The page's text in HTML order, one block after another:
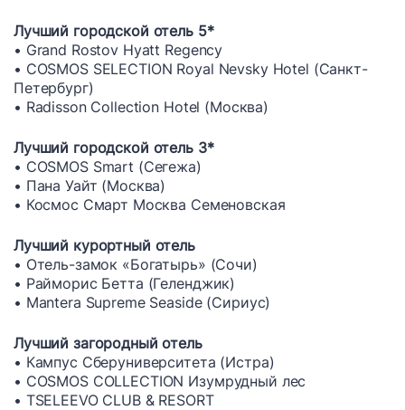
Лучший городской отель 5*
• Grand Rostov Hyatt Regency
• COSMOS SELECTION Royal Nevsky Hotel (Санкт-
Петербург)
• Radisson Collection Hotel (Москва)
Лучший городской отель 3*
• COSMOS Smart (Сегежа)
• Пана Уайт (Москва)
• Космос Смарт Москва Семеновская
Лучший курортный отель
• Отель-замок «Богатырь» (Сочи)
• Райморис Бетта (Геленджик)
• Mantera Supreme Seaside (Сириус)
Лучший загородный отель
• Кампус Сберуниверситета (Истра)
• COSMOS COLLECTION Изумрудный лес
• TSELEEVO CLUB & RESORT